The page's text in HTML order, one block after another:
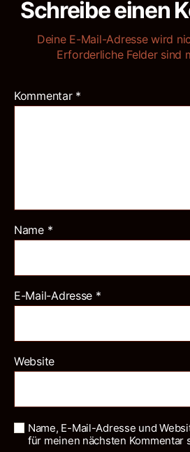
Schreibe einen
Deine E-Mail-Adresse wird
Erforderliche Felder sind
Kommentar *
Name *
E-Mail-Adresse *
Website
Name, E-Mail-Adresse und
für meinen nächsten Kommentar